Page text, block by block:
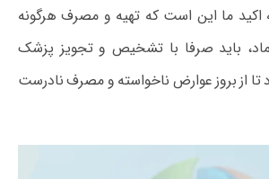
اکید ما این است که تهیه و مصرف هرگونه
باید صرفا با تشخیص و تجویز پزشک
از بروز عوارض ناخواسته و مصرف نادرست